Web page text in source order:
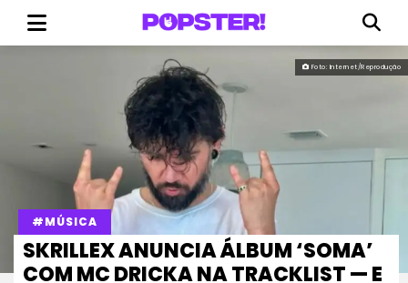
Foto: Internet/Reprodução
#MÚSICA
SKRILLEX ANUNCIA ÁLBUM ‘SOMA’
COM MC DRICKA NA TRACKLIST — E